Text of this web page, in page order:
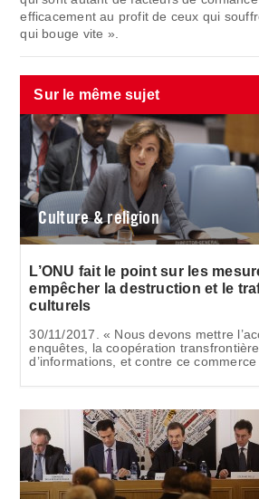
efficacement au profit de ceux qui
qui bouge vite ».
Sur le même sujet
Culture & religion
L’ONU fait le point sur les
empêcher la destruction et le
culturels
30/11/2017. « Nous devons mettre
enquêtes, la coopération transfrontière
d’informations, et contre ce commerce